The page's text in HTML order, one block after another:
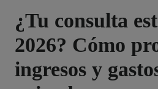
¿Tu consulta
2026? Cómo
ingresos y